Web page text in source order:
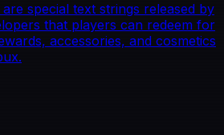
special text strings released by
that players can redeem for
accessories, and cosmetics